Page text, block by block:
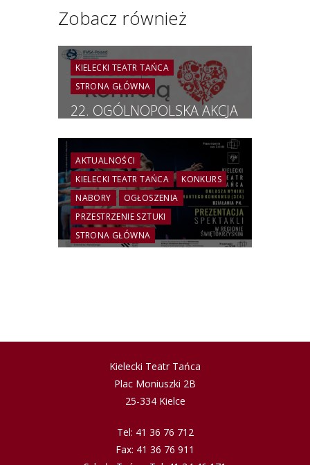
Zobacz również
KIELECKI TEATR TAŃCA
STRONA GŁÓWNA
22. OGÓLNOPOLSKA AKCJA
KONTROLĄ”
AKTUALNOŚCI
KIELECKI TEATR TAŃCA
KONKURS
NABORY
OGŁOSZENIA
PRZESTRZENIE SZTUKI
STRONA GŁÓWNA
SPEKTAKLI W REGIONIE
PRZESTRZENIE SZTUKI –
TANIEC 2024
Kielecki Teatr Tańca
Plac Moniuszki 2B
25-334 Kielce
Tel: 41 36 76 712
Fax: 41 36 76 911